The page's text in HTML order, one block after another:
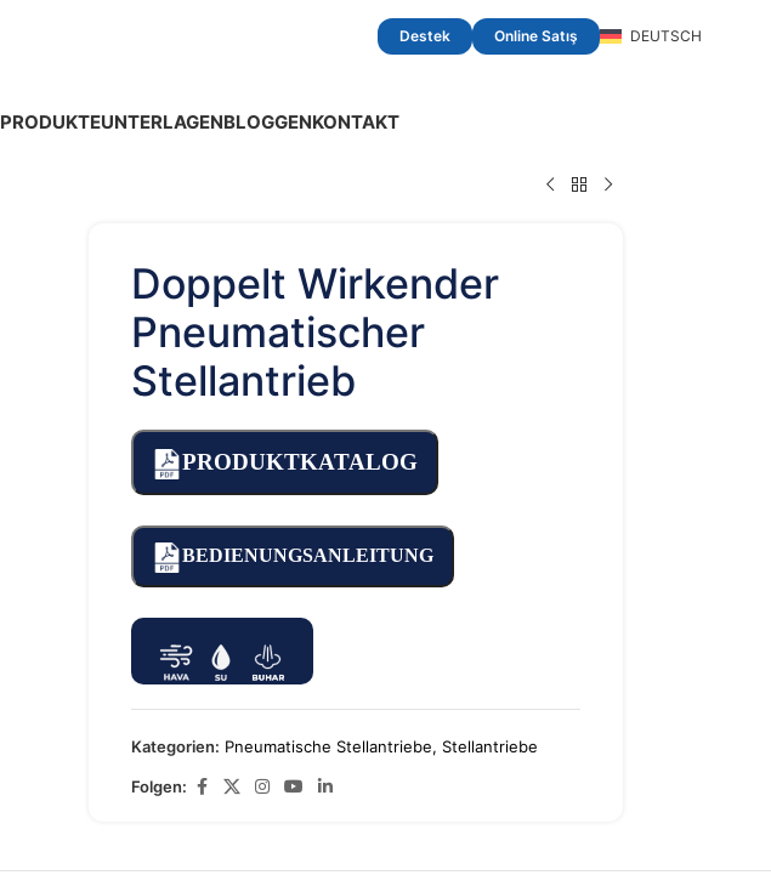
Destek Online Satış DEUTSCH
PRODUKTEUNTERLAGENBLOGGENKONTAKT
Doppelt Wirkender
Pneumatischer
Stellantrieb
PRODUKTKATALOG
BEDIENUNGSANLEITUNG
Kategorien: Pneumatische Stellantriebe, Stellantriebe
Folgen: